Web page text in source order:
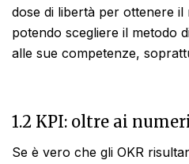
dose di libertà per ottenere il
potendo scegliere il metodo
alle sue competenze,
1.2 KPI: oltre ai
Se è vero che gli OKR